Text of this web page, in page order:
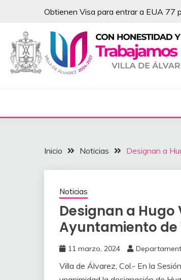
contenido
Obtienen Visa para entrar a EUA 77
NOTICIAS –
Inicio Noticias Designan a
Noticias
Designan a
Ayuntamiento de
11 marzo, 2024
Villa de Álvarez, Col.- En la